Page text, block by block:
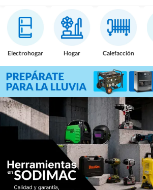
Electrohogar Hogar Calefacción